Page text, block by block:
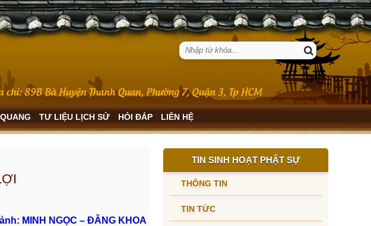
TƯ LIỆU LỊCH SỬ HỎI ĐÁP LIÊN HỆ
MINH NGỌC – ĐĂNG KHOA
TIN SINH HOẠT PHẬT SỰ
THÔNG TIN
TIN TỨC